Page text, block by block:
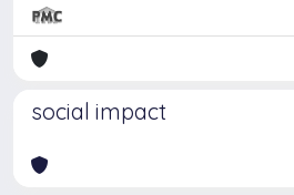
social impact